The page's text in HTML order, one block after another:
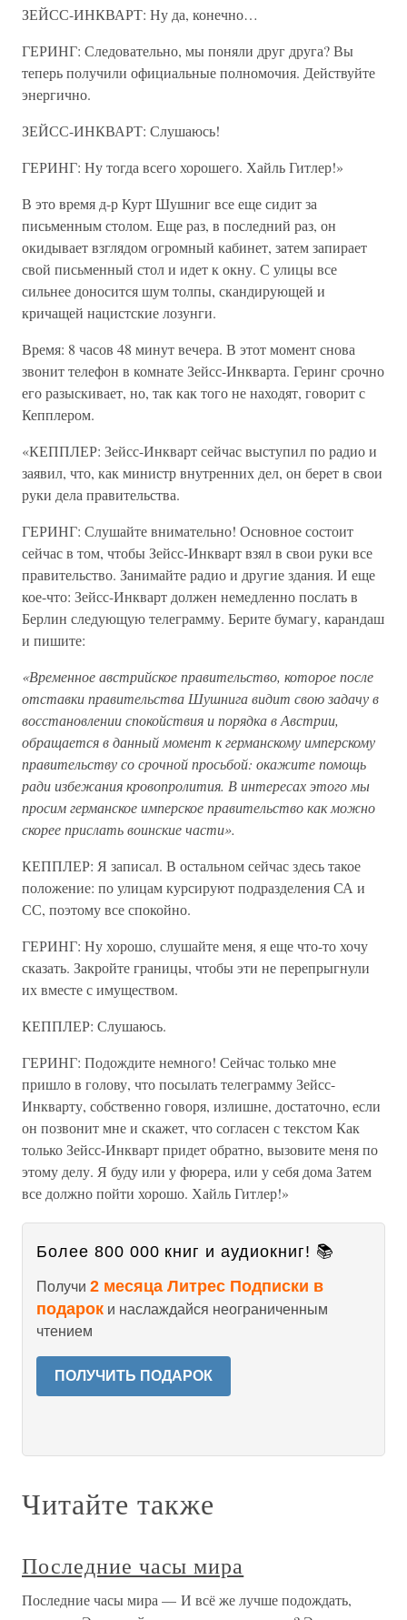
ЗЕЙСС-ИНКВАРТ: Ну да, конечно…
ГЕРИНГ: Следовательно, мы поняли друг друга? Вы
теперь получили официальные полномочия. Действуйте
энергично.
ЗЕЙСС-ИНКВАРТ: Слушаюсь!
ГЕРИНГ: Ну тогда всего хорошего. Хайль Гитлер!»
В это время д-р Курт Шушниг все еще сидит за
письменным столом. Еще раз, в последний раз, он
окидывает взглядом огромный кабинет, затем запирает
свой письменный стол и идет к окну. С улицы все
сильнее доносится шум толпы, скандирующей и
кричащей нацистские лозунги.
Время: 8 часов 48 минут вечера. В этот момент снова
звонит телефон в комнате Зейсс-Инкварта. Геринг срочно
его разыскивает, но, так как того не находят, говорит с
Кепплером.
«КЕППЛЕР: Зейсс-Инкварт сейчас выступил по радио и
заявил, что, как министр внутренних дел, он берет в свои
руки дела правительства.
ГЕРИНГ: Слушайте внимательно! Основное состоит
сейчас в том, чтобы Зейсс-Инкварт взял в свои руки все
правительство. Занимайте радио и другие здания. И еще
кое-что: Зейсс-Инкварт должен немедленно послать в
Берлин следующую телеграмму. Берите бумагу, карандаш
и пишите:
«Временное австрийское правительство, которое после
отставки правительства Шушнига видит свою задачу в
восстановлении спокойствия и порядка в Австрии,
обращается в данный момент к германскому имперскому
правительству со срочной просьбой: окажите помощь
ради избежания кровопролития. В интересах этого мы
просим германское имперское правительство как можно
скорее прислать воинские части».
КЕППЛЕР: Я записал. В остальном сейчас здесь такое
положение: по улицам курсируют подразделения СА и
СС, поэтому все спокойно.
ГЕРИНГ: Ну хорошо, слушайте меня, я еще что-то хочу
сказать. Закройте границы, чтобы эти не перепрыгнули
их вместе с имуществом.
КЕППЛЕР: Слушаюсь.
ГЕРИНГ: Подождите немного! Сейчас только мне
пришло в голову, что посылать телеграмму Зейсс-
Инкварту, собственно говоря, излишне, достаточно, если
он позвонит мне и скажет, что согласен с текстом Как
только Зейсс-Инкварт придет обратно, вызовите меня по
этому делу. Я буду или у фюрера, или у себя дома Затем
все должно пойти хорошо. Хайль Гитлер!»
Более 800 000 книг и аудиокниг! 📚
Получи 2 месяца Литрес Подписки в
подарок и наслаждайся неограниченным
чтением
ПОЛУЧИТЬ ПОДАРОК
Читайте также
Последние часы мира
Последние часы мира — И всё же лучше подождать,